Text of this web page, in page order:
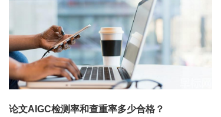
论文AIGC检测率和查重率多少合格？